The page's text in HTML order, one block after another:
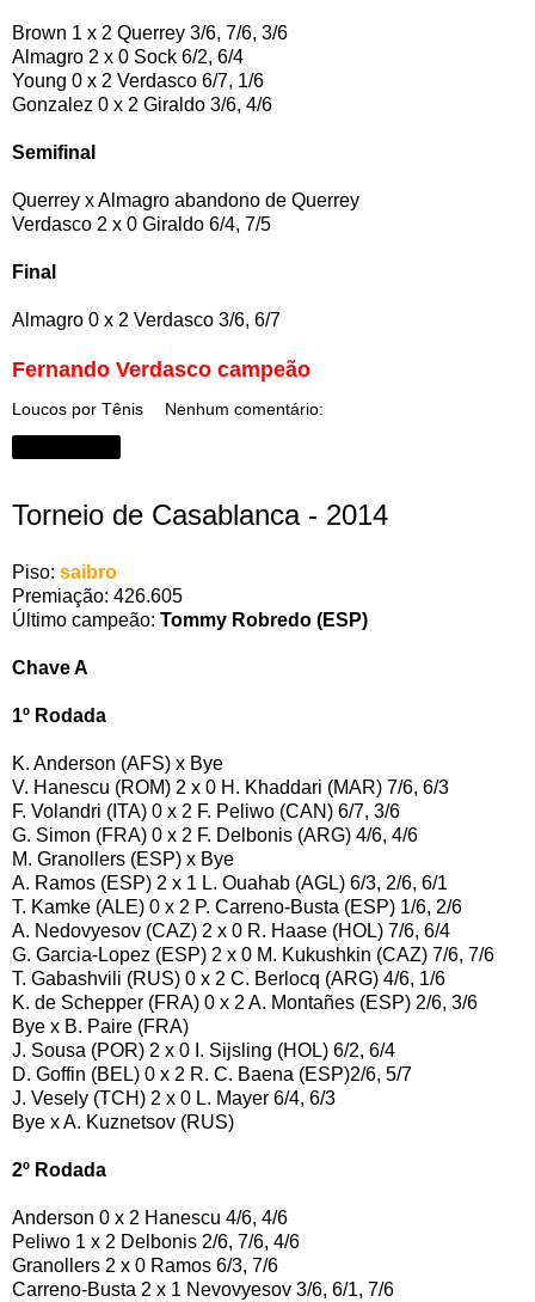
Brown 1 x 2 Querrey 3/6, 7/6, 3/6
Almagro 2 x 0 Sock 6/2, 6/4
Young 0 x 2 Verdasco 6/7, 1/6
Gonzalez 0 x 2 Giraldo 3/6, 4/6
Semifinal
Querrey x Almagro abandono de Querrey
Verdasco 2 x 0 Giraldo 6/4, 7/5
Final
Almagro 0 x 2 Verdasco 3/6, 6/7
Fernando Verdasco campeão
Loucos por Tênis Nenhum comentário:
Torneio de Casablanca - 2014
Piso: saibro
Premiação: 426.605
Último campeão: Tommy Robredo (ESP)
Chave A
1º Rodada
K. Anderson (AFS) x Bye
V. Hanescu (ROM) 2 x 0 H. Khaddari (MAR) 7/6, 6/3
F. Volandri (ITA) 0 x 2 F. Peliwo (CAN) 6/7, 3/6
G. Simon (FRA) 0 x 2 F. Delbonis (ARG) 4/6, 4/6
M. Granollers (ESP) x Bye
A. Ramos (ESP) 2 x 1 L. Ouahab (AGL) 6/3, 2/6, 6/1
T. Kamke (ALE) 0 x 2 P. Carreno-Busta (ESP) 1/6, 2/6
A. Nedovyesov (CAZ) 2 x 0 R. Haase (HOL) 7/6, 6/4
G. Garcia-Lopez (ESP) 2 x 0 M. Kukushkin (CAZ) 7/6, 7/6
T. Gabashvili (RUS) 0 x 2 C. Berlocq (ARG) 4/6, 1/6
K. de Schepper (FRA) 0 x 2 A. Montañes (ESP) 2/6, 3/6
Bye x B. Paire (FRA)
J. Sousa (POR) 2 x 0 I. Sijsling (HOL) 6/2, 6/4
D. Goffin (BEL) 0 x 2 R. C. Baena (ESP)2/6, 5/7
J. Vesely (TCH) 2 x 0 L. Mayer 6/4, 6/3
Bye x A. Kuznetsov (RUS)
2º Rodada
Anderson 0 x 2 Hanescu 4/6, 4/6
Peliwo 1 x 2 Delbonis 2/6, 7/6, 4/6
Granollers 2 x 0 Ramos 6/3, 7/6
Carreno-Busta 2 x 1 Nevovyesov 3/6, 6/1, 7/6